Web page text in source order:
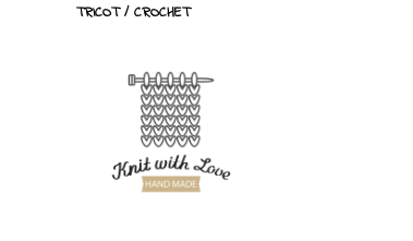
TRICOT / CROCHET